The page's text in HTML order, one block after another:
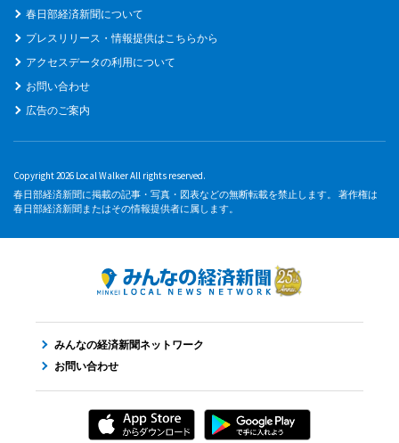
春日部経済新聞について
プレスリリース・情報提供はこちらから
アクセスデータの利用について
お問い合わせ
広告のご案内
Copyright 2026 Local Walker All rights reserved.
春日部経済新聞に掲載の記事・写真・図表などの無断転載を禁止します。 著作権は
春日部経済新聞またはその情報提供者に属します。
みんなの経済新聞ネットワーク
お問い合わせ